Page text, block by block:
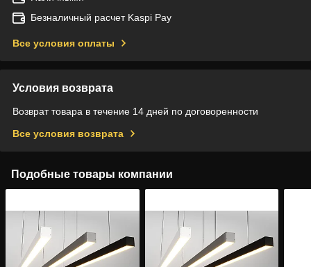
Безналичный расчет Kaspi Pay
Все условия оплаты
Условия возврата
Возврат товара в течение 14 дней по договоренности
Все условия возврата
Подобные товары компании